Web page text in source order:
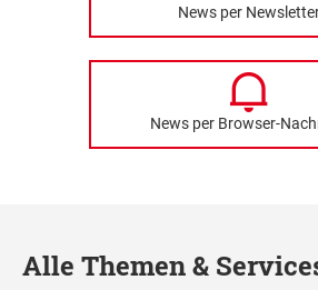
News per
News per Browser-
Alle Themen &